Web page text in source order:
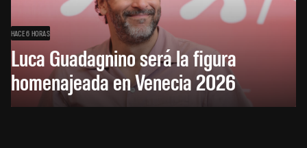
HACE 6 HORAS
Luca Guadagnino será la figura
homenajeada en Venecia 2026